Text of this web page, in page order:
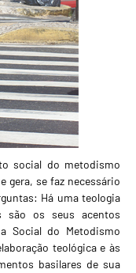
social do metodismo
gera, se faz necessário
Há uma teologia
são os seus acentos
Social do Metodismo
teológica e às
basilares de sua